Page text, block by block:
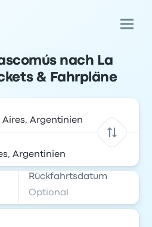
nach La
& Fahrpläne
Rückfahrtsdatum